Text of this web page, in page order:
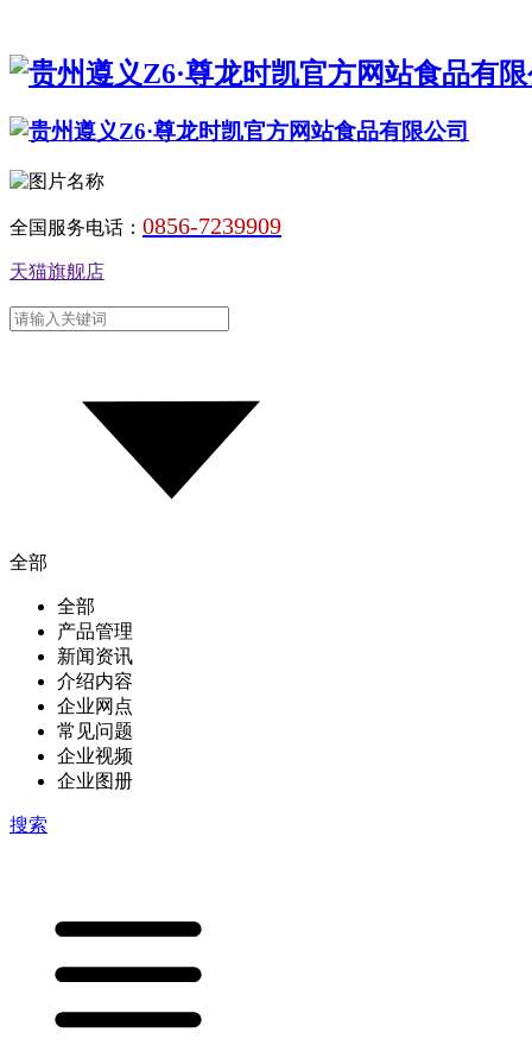
全国服务电话： 0856-7239909
天猫旗舰店
全部
全部
产品管理
新闻资讯
介绍内容
企业网点
常见问题
企业视频
企业图册
搜索